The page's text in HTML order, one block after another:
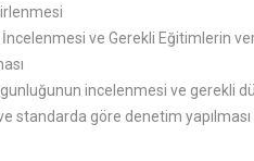
ve Gerekli Eğitimlerin
incelenmesi ve gerekli
standarda göre denetim yapılması